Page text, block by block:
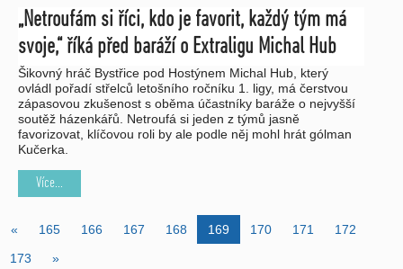
„Netroufám si říci, kdo je favorit, každý tým má
svoje,“ říká před baráží o Extraligu Michal Hub
Šikovný hráč Bystřice pod Hostýnem Michal Hub, který
ovládl pořadí střelců letošního ročníku 1. ligy, má čerstvou
zápasovou zkušenost s oběma účastníky baráže o nejvyšší
soutěž házenkářů. Netroufá si jeden z týmů jasně
favorizovat, klíčovou roli by ale podle něj mohl hrát gólman
Kučerka.
Více...
« 165 166 167 168 169 170 171
172
173
»